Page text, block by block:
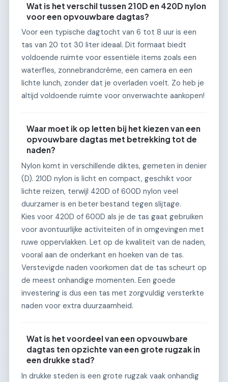
Wat is het verschil tussen 210D en 420D nylon
voor een opvouwbare dagtas?
Voor een typische dagtocht van 6 tot 8 uur is een
tas van 20 tot 30 liter ideaal. Dit formaat biedt
voldoende ruimte voor essentiële items zoals een
waterfles, zonnebrandcrème, een camera en een
lichte lunch, zonder dat je overladen voelt. Zo heb je
altijd voldoende ruimte voor onverwachte aankopen!
Waar moet ik op letten bij het kiezen van een
opvouwbare dagtas met betrekking tot de
naden?
Nylon komt in verschillende diktes, gemeten in denier
(D). 210D nylon is licht en compact, geschikt voor
lichte reizen, terwijl 420D of 600D nylon veel
duurzamer is en beter bestand tegen slijtage.
Kies voor 420D of 600D als je de tas gaat gebruiken
voor avontuurlijke activiteiten of in omgevingen met
ruwe oppervlakken. Let op de kwaliteit van de naden,
vooral aan de onderkant en hoeken van de tas.
Verstevigde naden voorkomen dat de tas scheurt op
de meest onhandige momenten. Een goede
investering is dus een tas met zorgvuldig versterkte
naden voor extra duurzaamheid.
Wat is het voordeel van een opvouwbare
dagtas ten opzichte van een grote rugzak in
een drukke stad?
In drukke steden is een grote rugzak vaak onhandig